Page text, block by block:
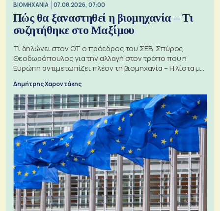
ΒΙΟΜΗΧΑΝΙΑ 07.08.2026, 07:00
Πώς θα ξαναστηθεί η βιομηχανία – Τι
συζητήθηκε στο Μαξίμου
Τι δηλώνει στον ΟΤ ο πρόεδρος του ΣΕΒ, Σπύρος
Θεοδωρόπουλος για την αλλαγή στον τρόπο που η
Ευρώπη αντιμετωπίζει πλέον τη βιομηχανία – Η λίστα με
Δημήτρης Χαροντάκης